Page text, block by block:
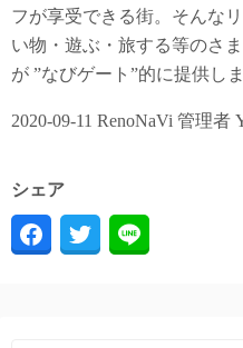
フが享受できる街。そんな
い物・遊ぶ・旅する等のさ
が ”なびゲート”的に提供しま
2020-09-11 RenoNaVi 管理者
シェア